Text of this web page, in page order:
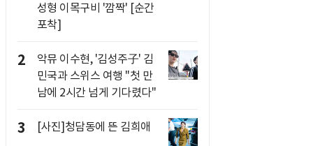
성형 이목구비 '깜짝' [순간
포착]
2
악뮤 이수현, '김성주子' 김
민국과 스위스 여행 "첫 만
남에 2시간 넘게 기다렸다"
3 [사진]청담동에 뜬 김희애